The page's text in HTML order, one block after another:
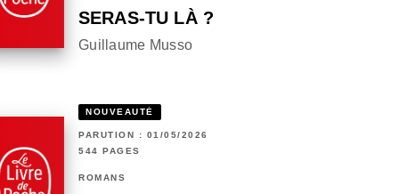
SERAS-TU LÀ ?
Guillaume Musso
NOUVEAUTÉ
PARUTION : 01/05/2026
544 PAGES
ROMANS